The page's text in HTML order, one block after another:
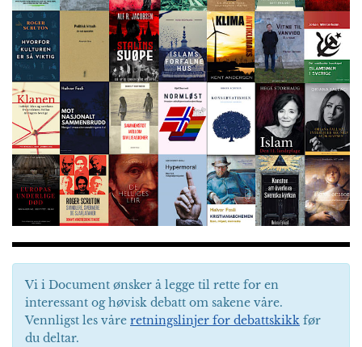
Vi i Document ønsker å legge til rette for en
interessant og høvisk debatt om sakene våre.
Vennligst les våre retningslinjer for debattskikk før
du deltar.